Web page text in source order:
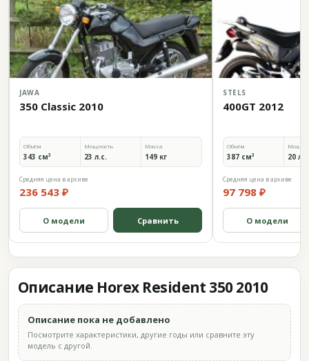
JAWA
350 Classic 2010
Объём
343 см³
Мощность
23 л.с.
Масса
149 кг
Средняя цена в архиве
236 543 ₽
О модели Сравнить
STELS
400GT 2012
Объём
387 см³ 20
Средняя цена в архиве
97 798 ₽
О модели
Описание Horex Resident 350 2010
Описание пока не добавлено
Посмотрите характеристики, другие годы или сравните эту
модель с другой.